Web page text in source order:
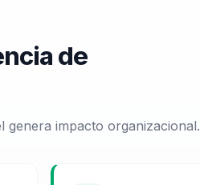
de
genera impacto organizacional.